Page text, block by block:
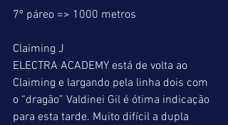
7º páreo => 1000 metros
Claiming J
ELECTRA ACADEMY está de volta ao
Claiming e largando pela linha dois com
o “dragão” Valdinei Gil é ótima indicação
para esta tarde. Muito difícil a dupla